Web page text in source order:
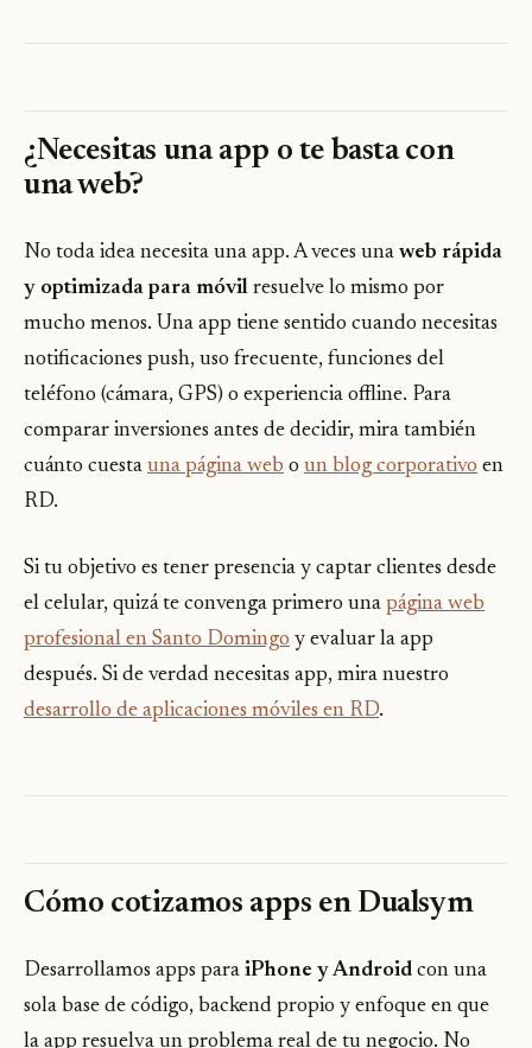
¿Necesitas una app o te basta con
una web?
No toda idea necesita una app. A veces una web rápida
y optimizada para móvil resuelve lo mismo por
mucho menos. Una app tiene sentido cuando necesitas
notificaciones push, uso frecuente, funciones del
teléfono (cámara, GPS) o experiencia offline. Para
comparar inversiones antes de decidir, mira también
cuánto cuesta una página web o un blog corporativo en
RD.
Si tu objetivo es tener presencia y captar clientes desde
el celular, quizá te convenga primero una página web
profesional en Santo Domingo y evaluar la app
después. Si de verdad necesitas app, mira nuestro
desarrollo de aplicaciones móviles en RD.
Cómo cotizamos apps en Dualsym
Desarrollamos apps para iPhone y Android con una
sola base de código, backend propio y enfoque en que
la app resuelva un problema real de tu negocio. No